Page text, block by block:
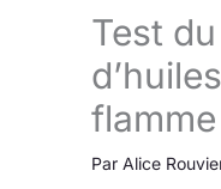
Test
flamme
Par Alice